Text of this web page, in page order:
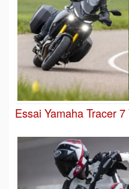
Essai Yamaha Tracer 7